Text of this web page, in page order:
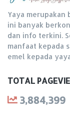
Yaya merupakan
ini banyak
dan info terkini.
manfaat kepada
emel kepada
TOTAL
3,884,399